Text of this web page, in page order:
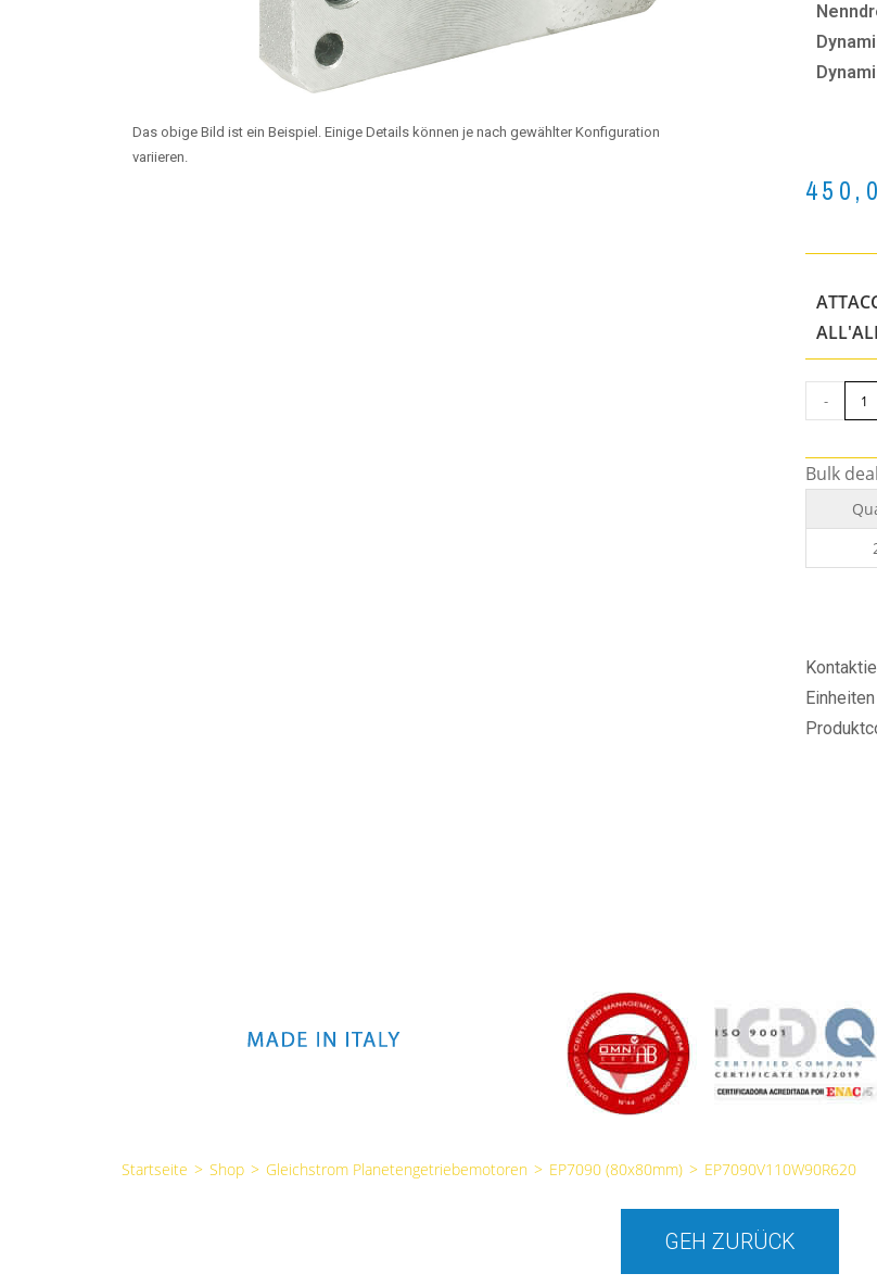
Das obige Bild ist ein Beispiel. Einige Details können je nach gewählter Konfiguration
variieren.
-
Bulk deal
Startseite > Shop > Gleichstrom Planetengetriebemotoren > EP7090 (80x80mm) > EP7090V110W90R620
GEH ZURÜCK